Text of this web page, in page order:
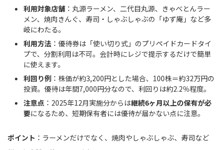
利用対象店舗 ：丸源ラーメン、二代目丸源、きゃべとんラー
メン、焼肉きんぐ、寿司・しゃぶしゃぶの「ゆず庵」など多
岐にわたる。
利用方法 ：優待券は「使い切り式」のプリペイドカードタイ
プで、分割利用は不可。会計時にレジで提示するだけで簡単
に使えます。
利回り例 ：株価が約3,200円とした場合、100株＝約32万円の
投資。優待は年間7,000円分なので、利回りは約2.2％程度。
注意点 ：2025年12月実施分からは継続6ヶ月以上の保有が必
要になるため、短期保有者には優待が届かない点に注意。
ポイント ：ラーメンだけでなく、焼肉やしゃぶしゃぶ、寿司など